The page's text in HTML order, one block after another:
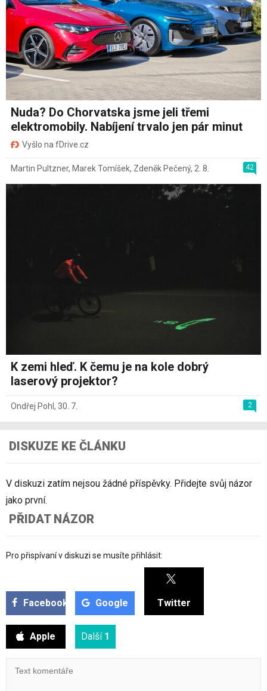
Nuda? Do Chorvatska jsme jeli třemi
elektromobily. Nabíjení trvalo jen pár minut
Vyšlo na fDrive.cz
42
Martin Pultzner, Marek Tomíšek, Zdeněk Pečený, 2. 8.
K zemi hleď. K čemu je na kole dobrý
laserový projektor?
2
Ondřej Pohl , 30. 7.
DISKUZE KE ČLÁNKU
V diskuzi zatím nejsou žádné příspěvky. Přidejte svůj názor
jako první.
PŘIDAT NÁZOR
Pro přispívaní v diskuzi se musíte přihlásit:
Facebook Google Twitter
Apple Další 1